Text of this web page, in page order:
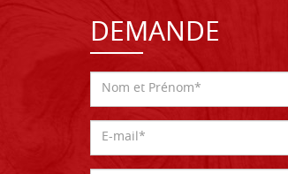
DEMANDE